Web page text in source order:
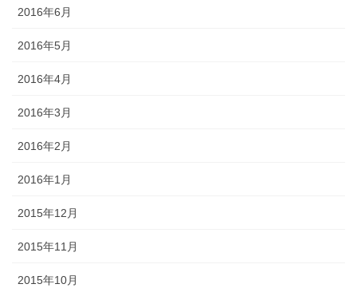
2016年6月
2016年5月
2016年4月
2016年3月
2016年2月
2016年1月
2015年12月
2015年11月
2015年10月